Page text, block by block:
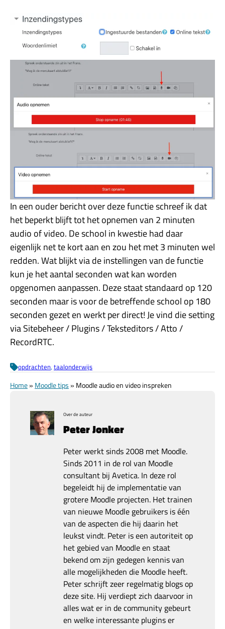
In een ouder bericht over deze functie schreef ik dat
het beperkt blijft tot het opnemen van 2 minuten
audio of video. De school in kwestie had daar
eigenlijk net te kort aan en zou het met 3 minuten wel
redden. Wat blijkt via de instellingen van de functie
kun je het aantal seconden wat kan worden
opgenomen aanpassen. Deze staat standaard op 120
seconden maar is voor de betreffende school op 180
seconden gezet en werkt per direct! Je vind die setting
via Sitebeheer / Plugins / Teksteditors / Atto /
RecordRTC.
opdrachten, taalonderwijs
Home» Moodle tips » Moodle audio en video inspreken
Over de auteur
Peter Jonker
Peter werkt sinds 2008 met Moodle.
Sinds 2011 in de rol van Moodle
consultant bij Avetica. In deze rol
begeleidt hij de implementatie van
grotere Moodle projecten. Het trainen
van nieuwe Moodle gebruikers is één
van de aspecten die hij daarin het
leukst vindt. Peter is een autoriteit op
het gebied van Moodle en staat
bekend om zijn gedegen kennis van
alle mogelijkheden die Moodle heeft.
Peter schrijft zeer regelmatig blogs op
deze site. Hij verdiept zich daarvoor in
alles wat er in de community gebeurt
en welke interessante plugins er